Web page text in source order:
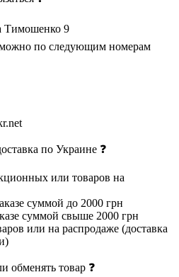
9
по следующим номерам
79-39
по Украине ❓
или товаров на
суммой до 2000 грн
суммой свыше 2000 грн
или на распродаже (доставка
обменять товар ❓